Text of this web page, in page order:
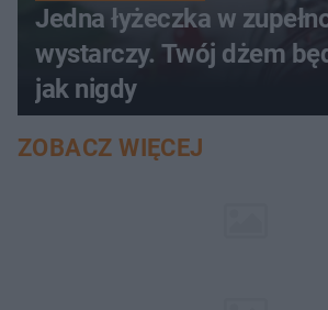
Jedna łyżeczka w
wystarczy. Twój dżem
jak nigdy
ZOBACZ WIĘCEJ